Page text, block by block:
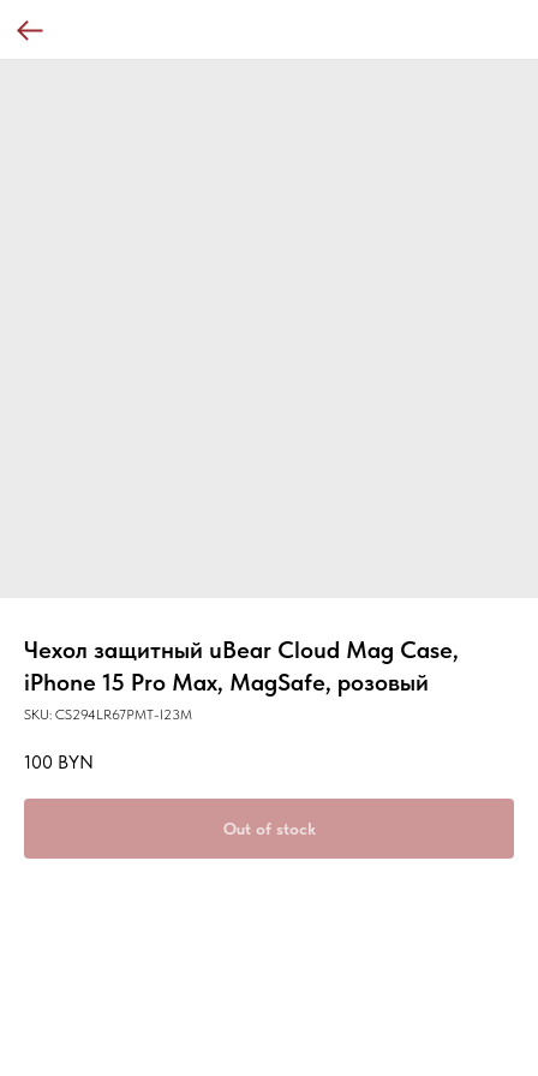
Чехол защитный uBear Cloud Mag Case,
iPhone 15 Pro Max, MagSafe, розовый
SKU: CS294LR67PMT-I23M
100 BYN
Out of stock